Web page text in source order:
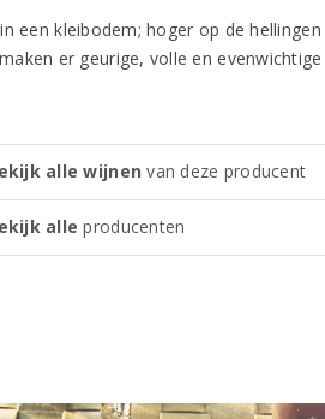
een kleibodem; hoger op de hellingen
er geurige, volle en
alle wijnen van deze producent
alle producenten